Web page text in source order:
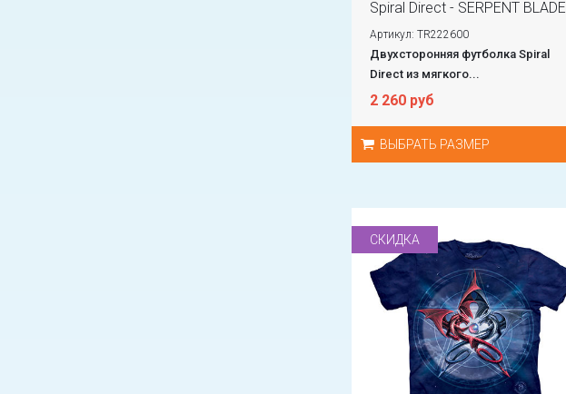
Spiral Direct - SERPENT BLADE
Артикул: TR222600
Двухсторонняя футболка Spiral
Direct из мягкого...
2 260 руб
ВЫБРАТЬ РАЗМЕР
СКИДКА